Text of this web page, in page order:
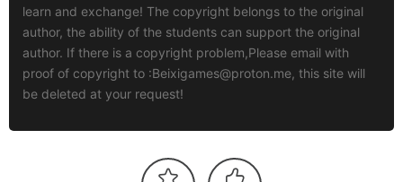
learn and exchange! The copyright belongs to the original
author, the ability of the students can support the original
author. If there is a copyright problem,Please email with
proof of copyright to :Beixigames@proton.me, this site will
be deleted at your request!